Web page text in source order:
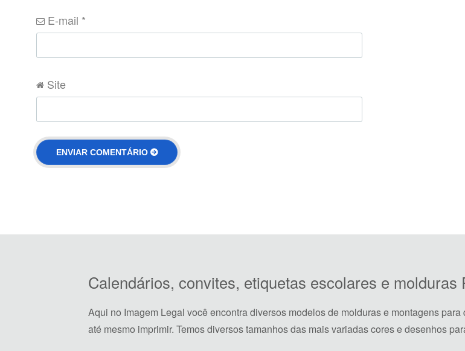
E-mail *
Site
Calendários, convites, etiquetas escolares e molduras
Aqui no Imagem Legal você encontra diversos modelos de molduras e montagens
até mesmo imprimir. Temos diversos tamanhos das mais variadas cores e desenhos